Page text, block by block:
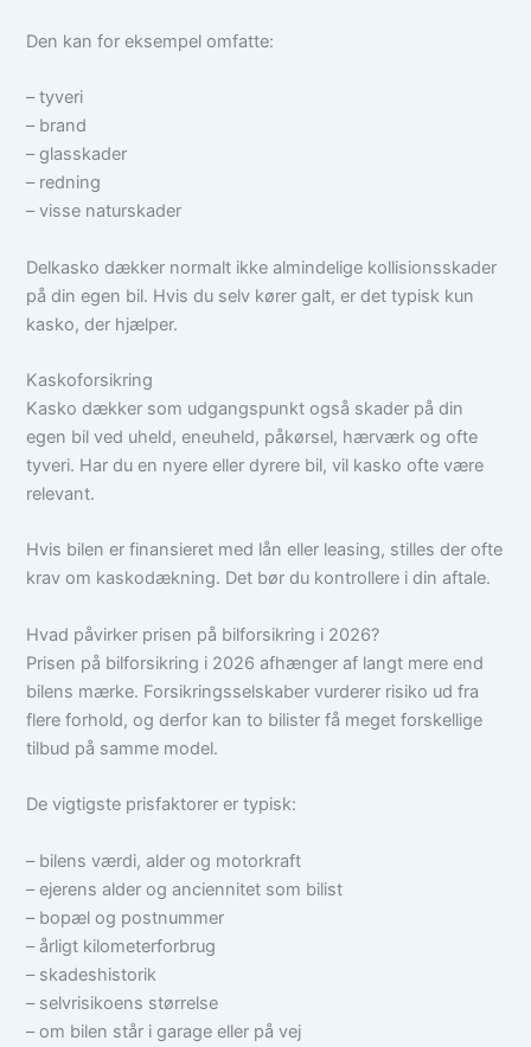
Den kan for eksempel omfatte:
– tyveri
– brand
– glasskader
– redning
– visse naturskader
Delkasko dækker normalt ikke almindelige kollisionsskader
på din egen bil. Hvis du selv kører galt, er det typisk kun
kasko, der hjælper.
Kaskoforsikring
Kasko dækker som udgangspunkt også skader på din
egen bil ved uheld, eneuheld, påkørsel, hærværk og ofte
tyveri. Har du en nyere eller dyrere bil, vil kasko ofte være
relevant.
Hvis bilen er finansieret med lån eller leasing, stilles der ofte
krav om kaskodækning. Det bør du kontrollere i din aftale.
Hvad påvirker prisen på bilforsikring i 2026?
Prisen på bilforsikring i 2026 afhænger af langt mere end
bilens mærke. Forsikringsselskaber vurderer risiko ud fra
flere forhold, og derfor kan to bilister få meget forskellige
tilbud på samme model.
De vigtigste prisfaktorer er typisk:
– bilens værdi, alder og motorkraft
– ejerens alder og anciennitet som bilist
– bopæl og postnummer
– årligt kilometerforbrug
– skadeshistorik
– selvrisikoens størrelse
– om bilen står i garage eller på vej